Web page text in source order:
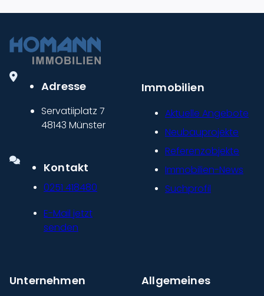
Adresse
Servatiiplatz 7
48143 Münster
Kontakt
0251 418480
E-Mail jetzt
senden
Immobilien
Aktuelle Angebote
Neubauprojekte
Referenzobjekte
Immobilien-News
Suchprofil
Unternehmen Allgemeines